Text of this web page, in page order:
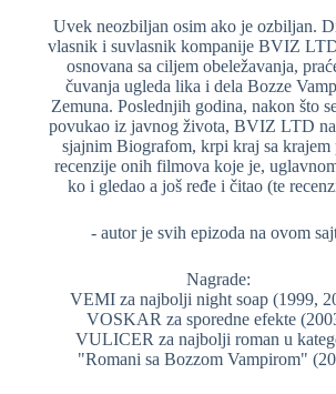
Uvek neozbiljan osim ako je ozbiljan.
vlasnik i suvlasnik kompanije BVIZ
osnovana sa ciljem obeležavanja,
čuvanja ugleda lika i dela Bozze
Zemuna. Poslednjih godina, nakon što
povukao iz javnog života, BVIZ LTD na
sjajnim Biografom, krpi kraj sa krajem
recenzije onih filmova koje je,
ko i gledao a još ređe i čitao (te
- autor je svih epizoda na ovom
Nagrade:
VEMI za najbolji night soap (1999,
VOSKAR za sporedne efekte
VULICER za najbolji roman u
"Romani sa Bozzom Vampirom"